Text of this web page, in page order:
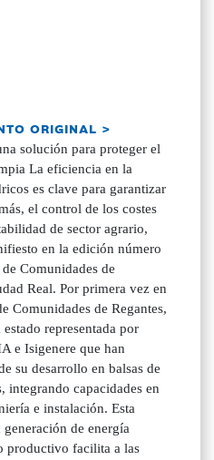
ORIGINAL >
solución para proteger el
La eficiencia en la
es clave para garantizar
el control de los costes
de sector agrario,
en la edición número
Comunidades de
Real. Por primera vez en
Comunidades de Regantes,
representada por
e Isigenere que han
su desarrollo en balsas de
integrando capacidades en
e instalación. Esta
de energía
productivo facilita a las